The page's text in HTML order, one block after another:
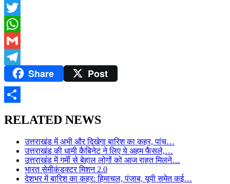
Facebook
Twitter
WhatsApp
Gmail
TelegramShare Post
RELATED NEWS
उत्तराखंड में अभी और दिखेगा बारिश का कहर, पांच…
उत्तराखंड की धामी कैबिनेट ने लिए ये अहम फैसले,…
उत्तराखंड में गर्मी से बेहाल लोगों को आज राहत मिलने…
भारत सेमीकंडक्टर मिशन 2.0
देशभर में बारिश का कहर: हिमाचल, पंजाब, यूपी समेत कई…